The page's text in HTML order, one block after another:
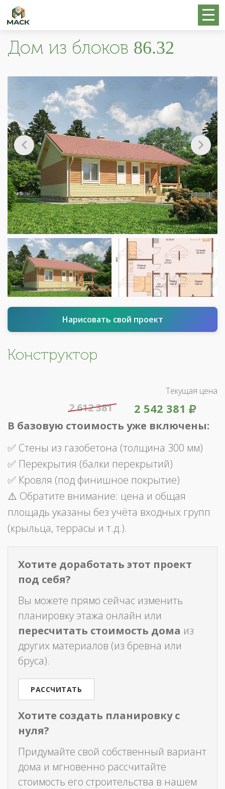
Дом из блоков 86.32
Нарисовать свой проект
Конструктор
Текущая цена
2 542 381
2 612 381
В базовую стоимость уже включены:
✅ Стены из газобетона (толщина 300 мм)
✅ Перекрытия (балки перекрытий)
✅ Кровля (под финишное покрытие)
⚠️ Обратите внимание: цена и общая
площадь указаны без учёта входных групп
(крыльца, террасы и т.д.).
Хотите доработать этот проект
под себя?
Вы можете прямо сейчас изменить
планировку этажа онлайн или
пересчитать стоимость дома из
других материалов (из бревна или
бруса).
РАССЧИТАТЬ
Хотите создать планировку с
нуля?
Придумайте свой собственный вариант
дома и мгновенно рассчитайте
стоимость его строительства в нашем